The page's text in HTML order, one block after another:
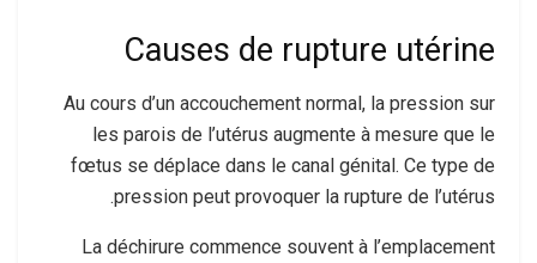
Causes de rupture utérine
Au cours d’un accouchement normal, la pression sur
les parois de l’utérus augmente à mesure que le
fœtus se déplace dans le canal génital. Ce type de
pression peut provoquer la rupture de l’utérus.
La déchirure commence souvent à l’emplacement